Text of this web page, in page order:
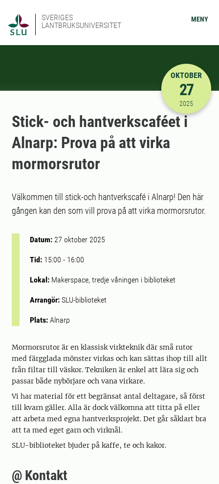
SVERIGES
LANTBRUKSUNIVERSITET
MENY
2025-10-
OKTOBER
27
2025
Stick- och hantverkscaféet i
Alnarp: Prova på att virka
mormorsrutor
Välkommen till stick-och hantverkscafé i Alnarp! Den här
gången kan den som vill prova på att virka mormorsrutor.
Datum: 27 oktober 2025
Tid: 15:00 - 16:00
Lokal: Makerspace, tredje våningen i biblioteket
Arrangör: SLU-biblioteket
Plats: Alnarp
Mormorsrutor är en klassisk virkteknik där små rutor
med färgglada mönster virkas och kan sättas ihop till allt
från filtar till väskor. Tekniken är enkel att lära sig och
passar både nybörjare och vana virkare.
Vi har material för ett begränsat antal deltagare, så först
till kvarn gäller. Alla är dock välkomna att titta på eller
att arbeta med egna hantverksprojekt. Det går såklart bra
att ta med eget garn och virknål.
SLU-biblioteket bjuder på kaffe, te och kakor.
@ Kontakt